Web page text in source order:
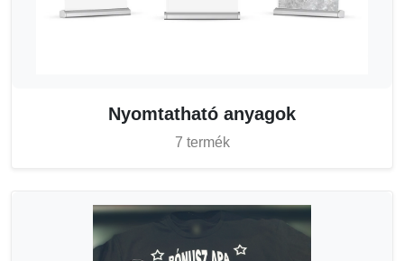
Nyomtatható anyagok
7 termék